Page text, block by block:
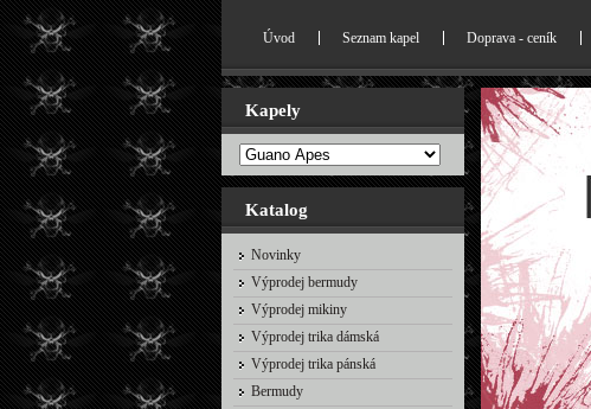
Kapely
Katalog
Novinky
Výprodej bermudy
Výprodej mikiny
Výprodej trika dámská
Výprodej trika pánská
Bermudy
Úvod Seznam kapel Doprava - ceník